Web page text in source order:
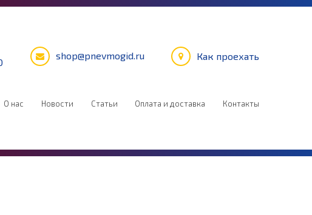
shop@pnevmogid.ru Как проехать
О нас Новости Статьи Оплата и доставка Контакты